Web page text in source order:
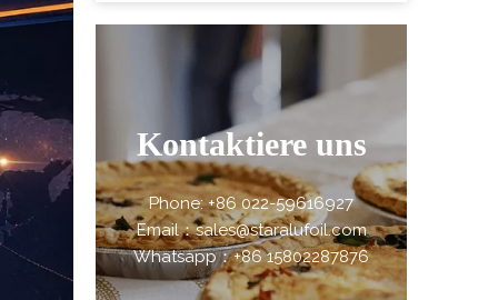
Kontaktiere uns
Phone: +86 022-59616927
Email：sales@staralufoil.com
Whatsapp：+86 15802287876